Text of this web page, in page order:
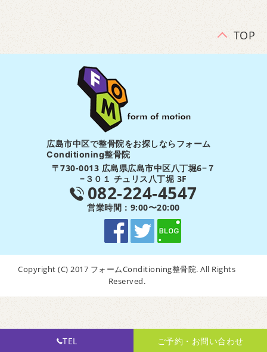
TOP
広島市中区で整骨院をお探しならフォーム
Conditioning整骨院
〒730-0013 広島県広島市中区八丁堀6−７
−３０１ チュリス八丁堀 3F
082-224-4547
営業時間：9:00〜20:00
Copyright (C) 2017 フォームConditioning整骨院. All Rights
Reserved.
TEL ご予約・お問い合わせ